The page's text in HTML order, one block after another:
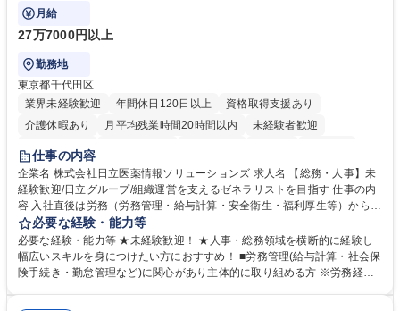
ます。
月給
27万7000円以上
勤務地
東京都千代田区
業界未経験歓迎
年間休日120日以上
資格取得支援あり
介護休暇あり
月平均残業時間20時間以内
未経験者歓迎
住宅手当あり
育休あり
完全週休2日制 交通費支給 土日祝休み 寮・社宅あり
仕事の内容
企業名 株式会社日立医薬情報ソリューションズ 求人名 【総務・人事】未
経験歓迎/日立グループ/組織運営を支えるゼネラリストを目指す 仕事の内
容 入社直後は労務（労務管理・給与計算・安全衛生・福利厚生等）からお
任せいたします。将来は総務・採用・教育業務へ守備範囲を広げ、組織運
営を支えるゼネラリストをめざせます。 ・初期業務：労働時間管理、給与
計算、社会保険対応、福利厚生管理、安全衛生、健康経営推進等をお任せ
します。ご経験に応じて、休職者管理など、幅広く経験を積んでいただき
必要な経験・能力等
必要な経験・能力等 ★未経験歓迎！ ★人事・総務領域を横断的に経験し
幅広いスキルを身につけたい方におすすめ！ ■労務管理(給与計算・社会保
険手続き・勤怠管理など)に関心があり主体的に取り組める方 ※労務経験